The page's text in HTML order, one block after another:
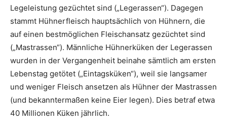
Legeleistung gezüchtet sind („Legerassen“). Dagegen
stammt Hühnerfleisch hauptsächlich von Hühnern, die
auf einen bestmöglichen Fleischansatz gezüchtet sind
(„Mastrassen“). Männliche Hühnerküken der Legerassen
wurden in der Vergangenheit beinahe sämtlich am ersten
Lebenstag getötet („Eintagsküken“), weil sie langsamer
und weniger Fleisch ansetzen als Hühner der Mastrassen
(und bekanntermaßen keine Eier legen). Dies betraf etwa
40 Millionen Küken jährlich.